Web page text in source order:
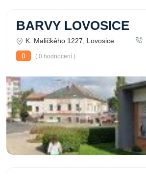
BARVY LOVOSICE
K. Maličkého 1227, Lovosice
0
( 0 hodnocení )